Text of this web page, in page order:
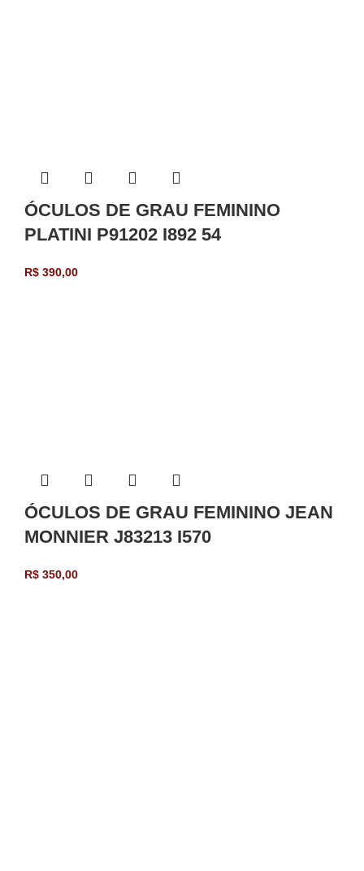
ÓCULOS DE GRAU FEMININO
PLATINI P91202 I892 54
R$ 390,00
ÓCULOS DE GRAU FEMININO JEAN
MONNIER J83213 I570
R$ 350,00